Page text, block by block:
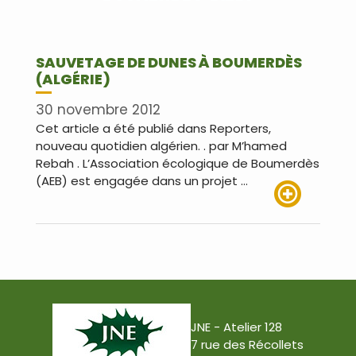
SAUVETAGE DE DUNES À BOUMERDÈS
(ALGÉRIE)
30 novembre 2012
Cet article a été publié dans Reporters,
nouveau quotidien algérien. . par M’hamed
Rebah . L’Association écologique de Boumerdès
(AEB) est engagée dans un projet …
JNE - Atelier 128
7 rue des Récollets